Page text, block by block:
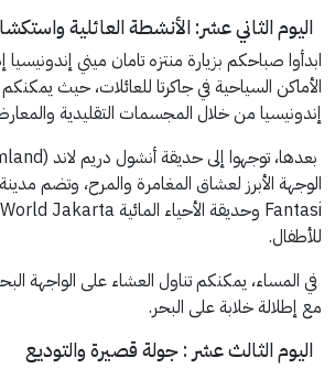
اليوم الثاني عشر: الأنشطة العائلية
ابدأوا صباحكم بزيارة منتزه تامان ميني
الأماكن السياحية في جاكرتا للعائلات، حيث
إندونيسيا من خلال المجسمات التقليدية
للأطفال.
في المساء، يمكنكم تناول العشاء على الواجهة
مع إطلالة خلابة على البحر.
اليوم الثالث عشر : جولة قصيرة والتوديع